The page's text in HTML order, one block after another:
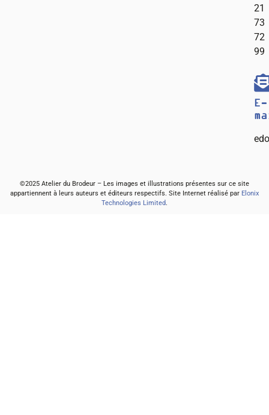
21
73
72
99
E-
©2025 Atelier du Brodeur – Les images et illustrations présentes sur ce site
appartiennent à leurs auteurs et éditeurs respectifs. Site Internet réalisé par Elonix
Technologies Limited.